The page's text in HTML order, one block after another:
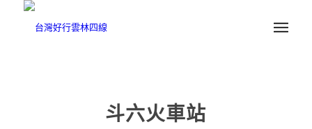
斗六火車站